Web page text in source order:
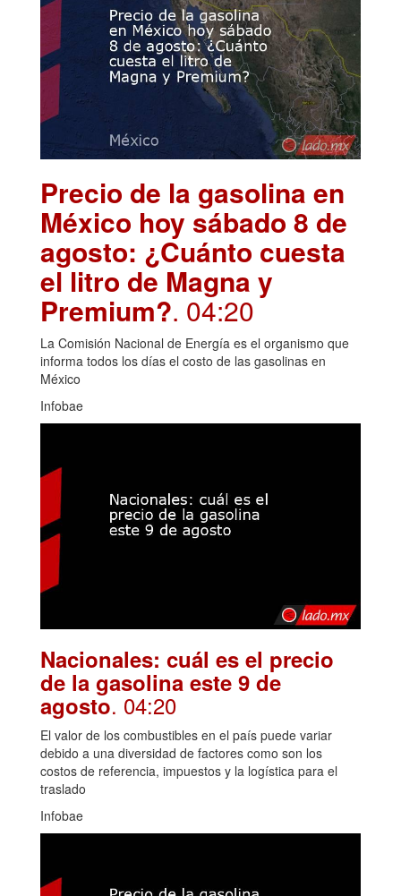
Precio de la gasolina en
México hoy sábado 8 de
agosto: ¿Cuánto cuesta
el litro de Magna y
Premium?. 04:20
La Comisión Nacional de Energía es el organismo que
informa todos los días el costo de las gasolinas en
México
Infobae
Nacionales: cuál es el precio
de la gasolina este 9 de
agosto. 04:20
El valor de los combustibles en el país puede variar
debido a una diversidad de factores como son los
costos de referencia, impuestos y la logística para el
traslado
Infobae